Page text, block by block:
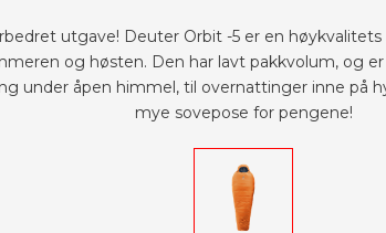
utgave! Deuter Orbit -5 er en
og høsten. Den har lavt pakkvolum, og
under åpen himmel, til overnattinger inne på
mye sovepose for pengene!